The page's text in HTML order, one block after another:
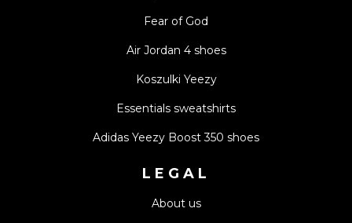
Fear of God
Air Jordan 4 shoes
Koszulki Yeezy
Essentials sweatshirts
Adidas Yeezy Boost 350 shoes
LEGAL
About us